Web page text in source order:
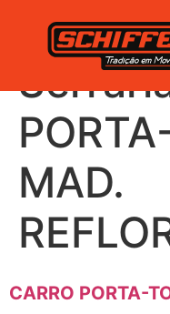
MAD.
CARRO PORTA-